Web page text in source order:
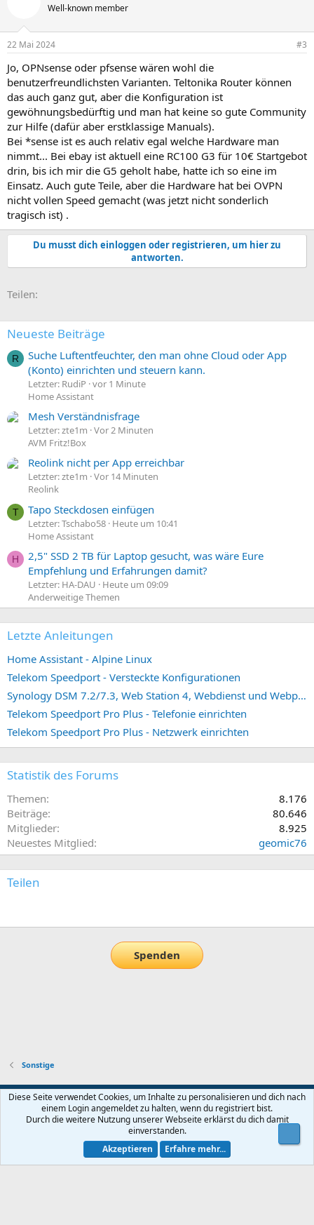
Well-known member
22 Mai 2024 #3
Jo, OPNsense oder pfsense wären wohl die
benutzerfreundlichsten Varianten. Teltonika Router können
das auch ganz gut, aber die Konfiguration ist
gewöhnungsbedürftig und man hat keine so gute Community
zur Hilfe (dafür aber erstklassige Manuals).
Bei *sense ist es auch relativ egal welche Hardware man
nimmt... Bei ebay ist aktuell eine RC100 G3 für 10€ Startgebot
drin, bis ich mir die G5 geholt habe, hatte ich so eine im
Einsatz. Auch gute Teile, aber die Hardware hat bei OVPN
nicht vollen Speed gemacht (was jetzt nicht sonderlich
tragisch ist) .
Du musst dich einloggen oder registrieren, um hier zu
antworten.
Teilen:
Neueste Beiträge
R
Suche Luftentfeuchter, den man ohne Cloud oder App
(Konto) einrichten und steuern kann.
Letzter: RudiP vor 1 Minute
Home Assistant
Mesh Verständnisfrage
Letzter: zte1m Vor 2 Minuten
AVM Fritz!Box
Reolink nicht per App erreichbar
Letzter: zte1m Vor 14 Minuten
Reolink
T Tapo Steckdosen einfügen
Letzter: Tschabo58 Heute um 10:41
Home Assistant
H
2,5" SSD 2 TB für Laptop gesucht, was wäre Eure
Empfehlung und Erfahrungen damit?
Letzter: HA-DAU
Heute um 09:09
Anderweitige Themen
Letzte Anleitungen
Home Assistant - Alpine Linux
Telekom Speedport - Versteckte Konfigurationen
Synology DSM 7.2/7.3, Web Station 4, Webdienst und Webportal erstellen (ehemals vHost)
Telekom Speedport Pro Plus - Telefonie einrichten
Telekom Speedport Pro Plus - Netzwerk einrichten
Statistik des Forums
Themen
8.176
Beiträge
80.646
Mitglieder
8.925
Neuestes Mitglied
geomic76
Teilen
Spenden
Sonstige
Default-Theme
Nutzungsbedingungen
Datenschutz Hilfe und Impressum Start
Community platform by XenForo® © 2010-2026 XenForo Ltd.
Diese Seite verwendet Cookies, um Inhalte zu personalisieren und dich nach
einem Login angemeldet zu halten, wenn du registriert bist.
Durch die weitere Nutzung unserer Webseite erklärst du dich damit
einverstanden.
Akzeptieren
Erfahre mehr...